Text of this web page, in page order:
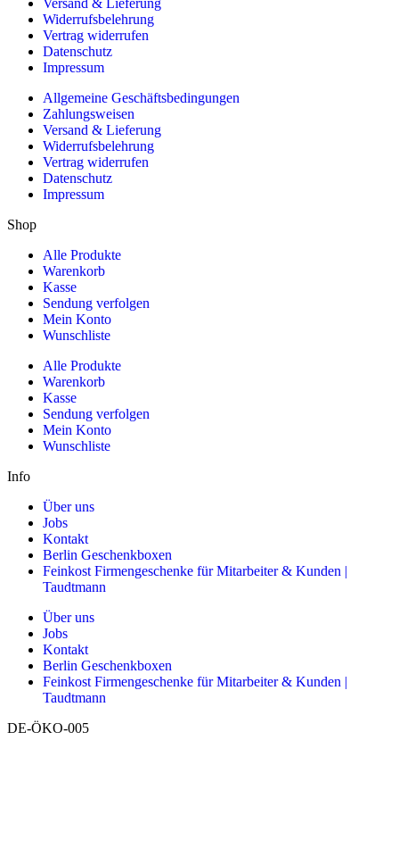
Widerrufsbelehrung
Vertrag widerrufen
Datenschutz
Impressum
Allgemeine Geschäftsbedingungen
Zahlungsweisen
Versand & Lieferung
Widerrufsbelehrung
Vertrag widerrufen
Datenschutz
Impressum
Shop
Alle Produkte
Warenkorb
Kasse
Sendung verfolgen
Mein Konto
Wunschliste
Alle Produkte
Warenkorb
Kasse
Sendung verfolgen
Mein Konto
Wunschliste
Info
Über uns
Jobs
Kontakt
Berlin Geschenkboxen
Feinkost Firmengeschenke für Mitarbeiter & Kunden |
Taudtmann
Über uns
Jobs
Kontakt
Berlin Geschenkboxen
Feinkost Firmengeschenke für Mitarbeiter & Kunden |
Taudtmann
DE-ÖKO-005